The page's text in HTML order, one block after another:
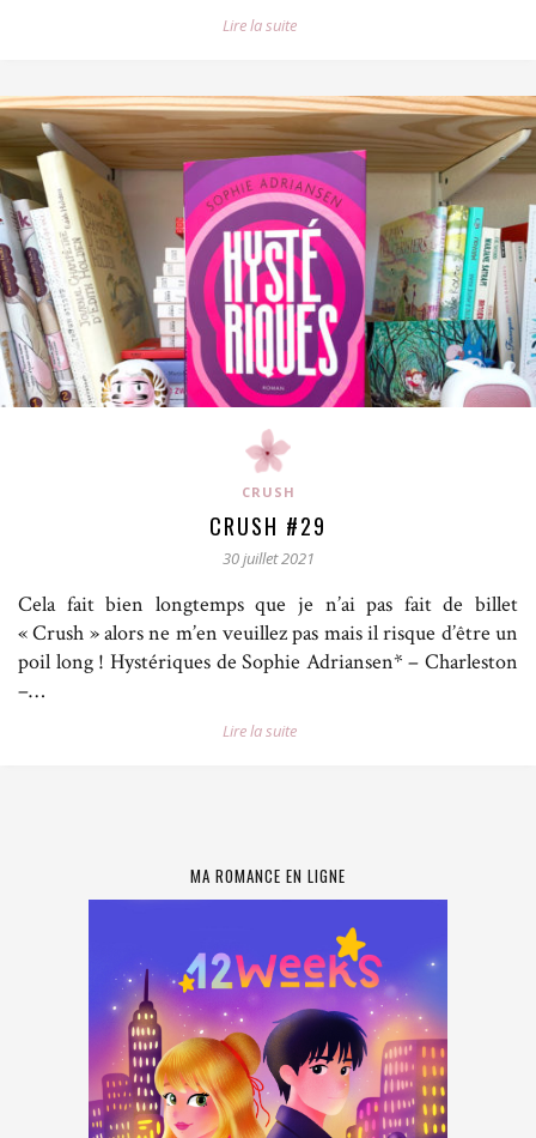
Lire la suite
CRUSH
CRUSH #29
30 juillet 2021
Cela fait bien longtemps que je n’ai pas fait de billet
« Crush » alors ne m’en veuillez pas mais il risque d’être un
poil long ! Hystériques de Sophie Adriansen* – Charleston
–…
Lire la suite
MA ROMANCE EN LIGNE